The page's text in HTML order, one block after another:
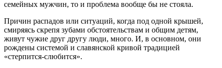
семейных мужчин, то и проблема вообще бы не стояла.
Причин распадов или ситуаций, когда под одной крышей,
смиряясь скрепя зубами обстоятельствам и общим детям,
живут чужие друг другу люди, много. И, в основном, они
рождены системой и славянской кривой традицией
«стерпится-слюбится».